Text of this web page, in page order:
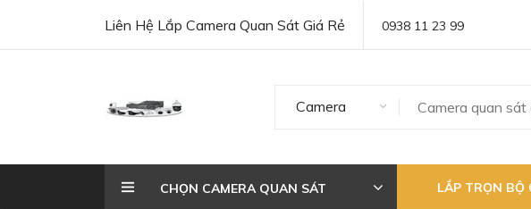
Liên Hệ Lắp Camera Quan Sát Giá Rẻ 0938 11 23 99
Camera
CHỌN CAMERA QUAN SÁT LẮP TRỌN BỘ